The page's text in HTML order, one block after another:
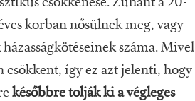
korban nősülnek meg, vagy
száma. Mivel
csökkent, így ez azt jelenti, hogy
későbbre tolják ki a végleges